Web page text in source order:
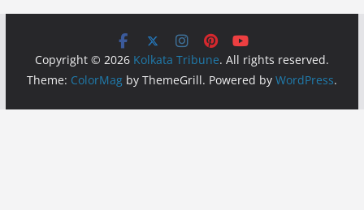
Copyright © 2026 Kolkata Tribune. All rights reserved.
Theme: ColorMagby ThemeGrill. Powered by WordPress.